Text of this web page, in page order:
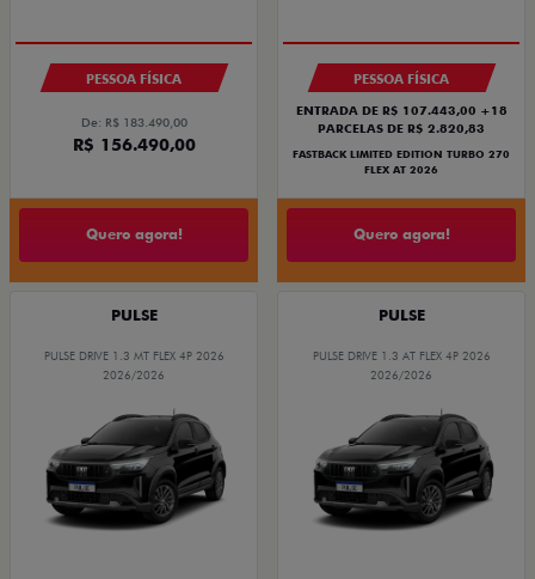
PESSOA FÍSICA
De: R$ 183.490,00
R$ 156.490,00
Quero agora!
PESSOA FÍSICA
ENTRADA DE R$ 107.443,00 +18
PARCELAS DE R$ 2.820,83
FASTBACK LIMITED EDITION TURBO 270
FLEX AT 2026
Quero agora!
PULSE
PULSE DRIVE 1.3 MT FLEX 4P 2026
2026/2026
PULSE
PULSE DRIVE 1.3 AT FLEX 4P 2026
2026/2026